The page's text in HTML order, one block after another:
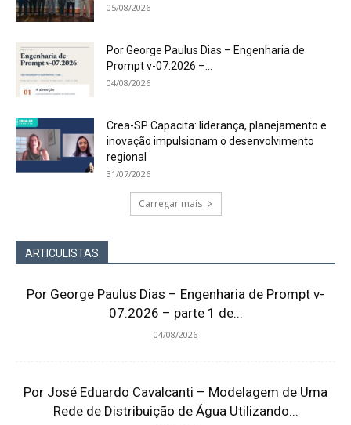
05/08/2026
Por George Paulus Dias – Engenharia de
Prompt v-07.2026 –...
04/08/2026
Crea-SP Capacita: liderança, planejamento e
inovação impulsionam o desenvolvimento
regional
31/07/2026
Carregar mais
ARTICULISTAS
Por George Paulus Dias – Engenharia de Prompt v-
07.2026 – parte 1 de...
04/08/2026
Por José Eduardo Cavalcanti – Modelagem de Uma
Rede de Distribuição de Água Utilizando...